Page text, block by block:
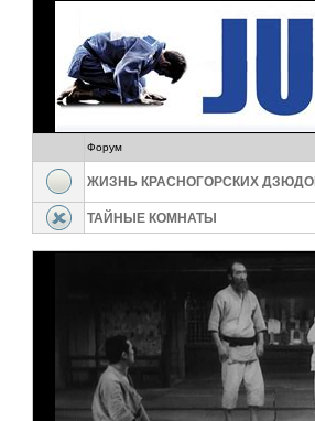
Форум
ЖИЗНЬ КРАСНОГОРСКИХ
ТАЙНЫЕ КОМНАТЫ